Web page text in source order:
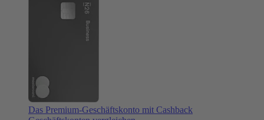
Das Premium-Geschäftskonto mit Cashback